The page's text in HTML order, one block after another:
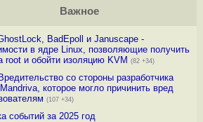
Важное
BadEpoll и Januscape -
в ядре Linux, позволяющие получить
root и обойти изоляцию KVM (82 +34)
Вредительство со стороны разработчика
которое могло причинить вред
(107 +34)
событий за 2025 год